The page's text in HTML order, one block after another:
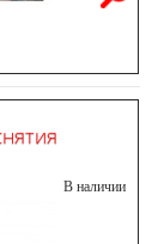
В наличии